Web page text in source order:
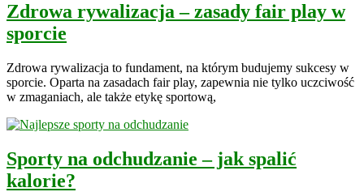
Zdrowa rywalizacja – zasady fair play w
sporcie
Zdrowa rywalizacja to fundament, na którym budujemy sukcesy w
sporcie. Oparta na zasadach fair play, zapewnia nie tylko uczciwość
w zmaganiach, ale także etykę sportową,
Sporty na odchudzanie – jak spalić
kalorie?